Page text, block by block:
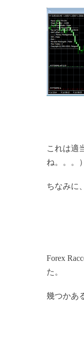
これは適
ね。。。）
ちなみに
Forex
た。
幾つかあ